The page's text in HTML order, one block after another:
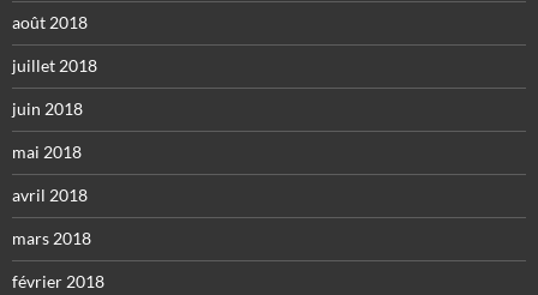
août 2018
juillet 2018
juin 2018
mai 2018
avril 2018
mars 2018
février 2018